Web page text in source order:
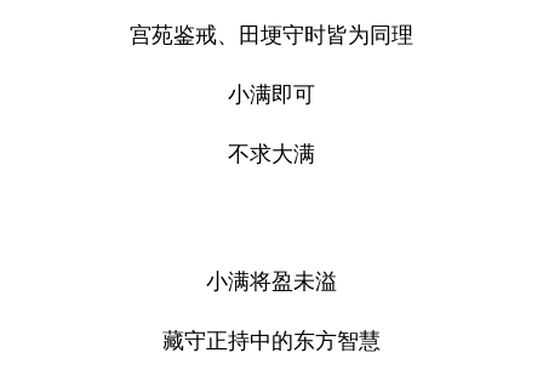
宫苑鉴戒、田埂守时皆为同理
小满即可
不求大满
小满将盈未溢
藏守正持中的东方智慧